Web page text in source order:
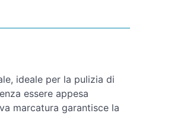
ideale per la pulizia di
essere appesa
marcatura garantisce la